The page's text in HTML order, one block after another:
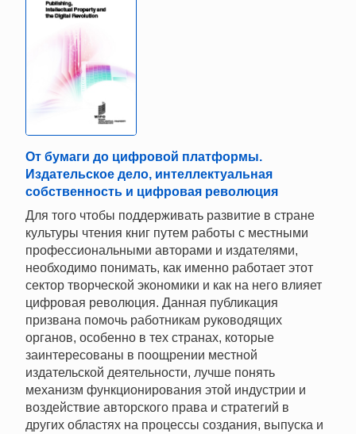
От бумаги до цифровой платформы.
Издательское дело, интеллектуальная
собственность и цифровая революция
Для того чтобы поддерживать развитие в стране
культуры чтения книг путем работы с местными
профессиональными авторами и издателями,
необходимо понимать, как именно работает этот
сектор творческой экономики и как на него влияет
цифровая революция. Данная публикация
призвана помочь работникам руководящих
органов, особенно в тех странах, которые
заинтересованы в поощрении местной
издательской деятельности, лучше понять
механизм функционирования этой индустрии и
воздействие авторского права и стратегий в
других областях на процессы создания, выпуска и